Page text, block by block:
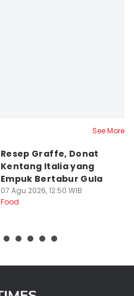
See More
Resep Graffe, Donat
Kentang Italia yang
Empuk Bertabur Gula
07 Agu 2026, 12:50 WIB
Food